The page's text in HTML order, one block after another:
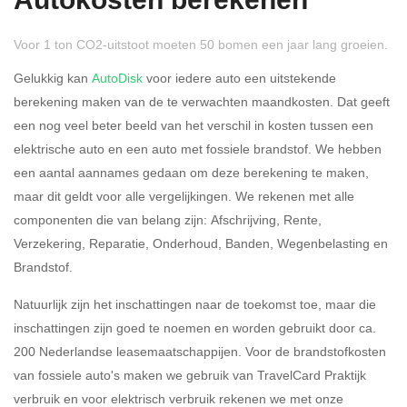
69.399,- )
Eigen bijdrage
Sluiten Bereken
Voor 1 ton CO2-uitstoot moeten 50 bomen een jaar lang groeien.
Gelukkig kan AutoDisk voor iedere auto een uitstekende
berekening maken van de te verwachten maandkosten. Dat geeft
een nog veel beter beeld van het verschil in kosten tussen een
elektrische auto en een auto met fossiele brandstof. We hebben
een aantal aannames gedaan om deze berekening te maken,
maar dit geldt voor alle vergelijkingen. We rekenen met alle
componenten die van belang zijn: Afschrijving, Rente,
Verzekering, Reparatie, Onderhoud, Banden, Wegenbelasting en
Brandstof.
Natuurlijk zijn het inschattingen naar de toekomst toe, maar die
inschattingen zijn goed te noemen en worden gebruikt door ca.
200 Nederlandse leasemaatschappijen. Voor de brandstofkosten
van fossiele auto's maken we gebruik van TravelCard Praktijk
verbruik en voor elektrisch verbruik rekenen we met onze